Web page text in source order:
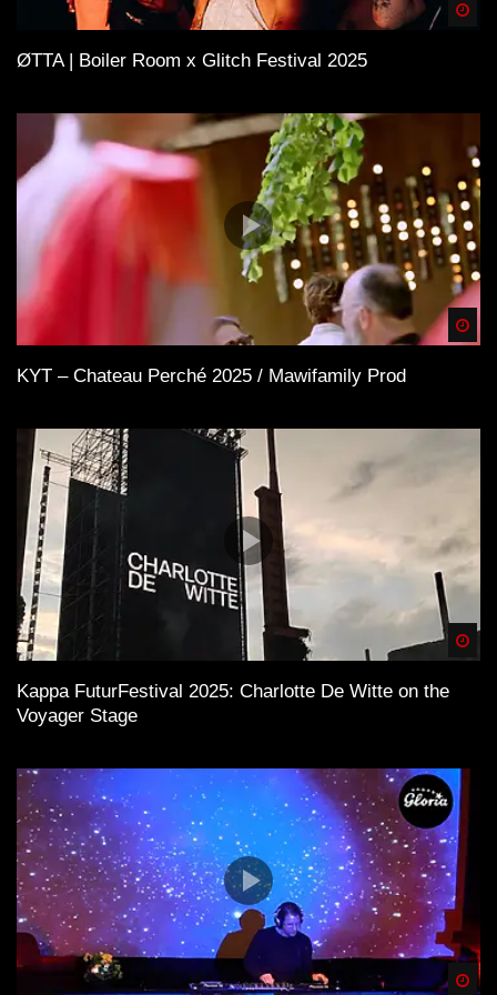
ØTTA | Boiler Room x Glitch Festival 2025
KYT – Chateau Perché 2025 / Mawifamily Prod
Kappa FuturFestival 2025: Charlotte De Witte on the
Voyager Stage